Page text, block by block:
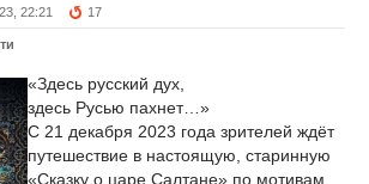
22:21 17
«Здесь русский дух,
здесь Русью пахнет…»
С 21 декабря 2023 года зрителей ждёт
путешествие в настоящую, старинную
«Сказку о царе Салтане» по мотивам